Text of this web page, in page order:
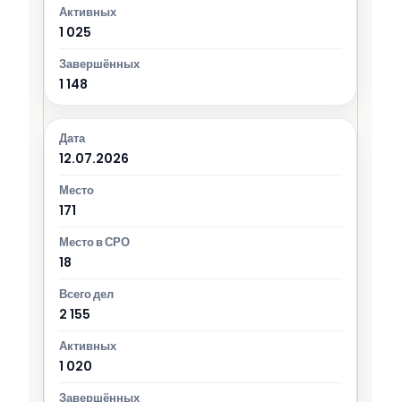
1 025
1 148
12.07.2026
171
18
2 155
1 020